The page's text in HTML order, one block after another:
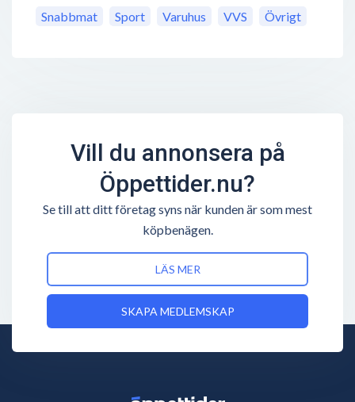
Snabbmat
Sport Varuhus VVS Övrigt
Vill du annonsera på
Öppettider.nu?
Se till att ditt företag syns när kunden är som mest
köpbenägen.
LÄS MER
SKAPA MEDLEMSKAP